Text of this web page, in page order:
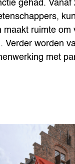
ruimte om
worden
met